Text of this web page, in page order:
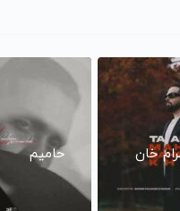
خان حامیم